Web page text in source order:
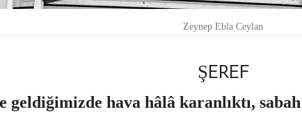
Zeynep Ebla Ceylan
ŞEREF
geldiğimizde hava hâlâ karanlıktı,